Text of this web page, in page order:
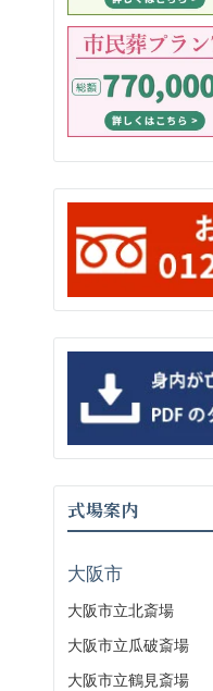
式場案内
大阪市
大阪市立北斎場
大阪市立瓜破斎場
大阪市立鶴見斎場